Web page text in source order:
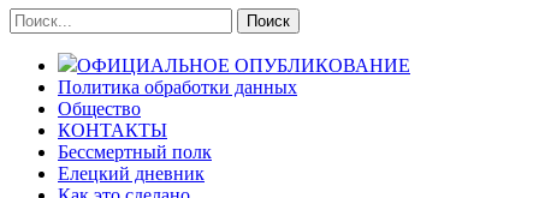
ОФИЦИАЛЬНОЕ ОПУБЛИКОВАНИЕ
Политика обработки данных
Общество
КОНТАКТЫ
Бессмертный полк
Елецкий дневник